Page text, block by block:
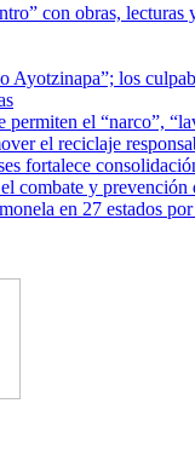
con obras, lecturas
Ayotzinapa”; los
permiten el “narco”,
el reciclaje
fortalece
combate y
en 27 estados